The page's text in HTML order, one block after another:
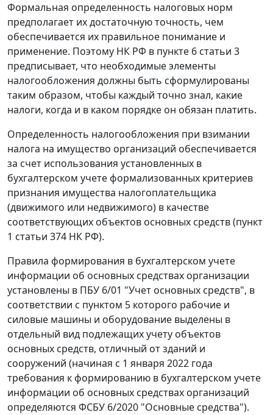
Формальная определенность налоговых норм
предполагает их достаточную точность, чем
обеспечивается их правильное понимание и
применение. Поэтому НК РФ в пункте 6 статьи 3
предписывает, что необходимые элементы
налогообложения должны быть сформулированы
таким образом, чтобы каждый точно знал, какие
налоги, когда и в каком порядке он обязан платить.
Определенность налогообложения при взимании
налога на имущество организаций обеспечивается
за счет использования установленных в
бухгалтерском учете формализованных критериев
признания имущества налогоплательщика
(движимого или недвижимого) в качестве
соответствующих объектов основных средств (пункт
1 статьи 374 НК РФ).
Правила формирования в бухгалтерском учете
информации об основных средствах организации
установлены в ПБУ 6/01 "Учет основных средств", в
соответствии с пунктом 5 которого рабочие и
силовые машины и оборудование выделены в
отдельный вид подлежащих учету объектов
основных средств, отличный от зданий и
сооружений (начиная с 1 января 2022 года
требования к формированию в бухгалтерском учете
информации об основных средствах организаций
определяются ФСБУ 6/2020 "Основные средства").